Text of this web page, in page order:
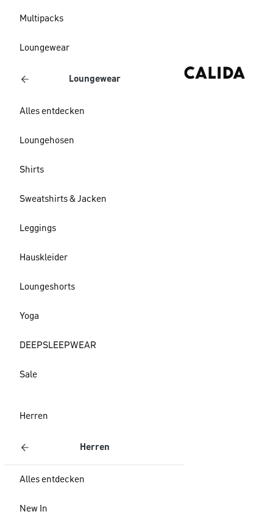
Multipacks
Loungewear
Loungewear
Alles entdecken
Loungehosen
Shirts
Sweatshirts & Jacken
Leggings
Hauskleider
Loungeshorts
Yoga
DEEPSLEEPWEAR
Sale
Herren
Herren
Alles entdecken
New In